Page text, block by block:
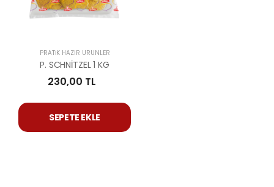
PRATIK HAZIR ÜRÜNLER
P. SCHNİTZEL 1 KG
230,00 TL
SEPETE EKLE